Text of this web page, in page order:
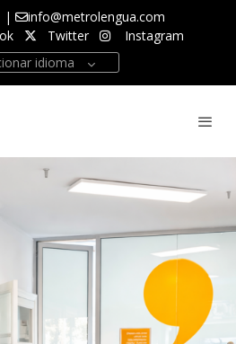
info@metrolengua.com
Twitter
Instagram
idioma